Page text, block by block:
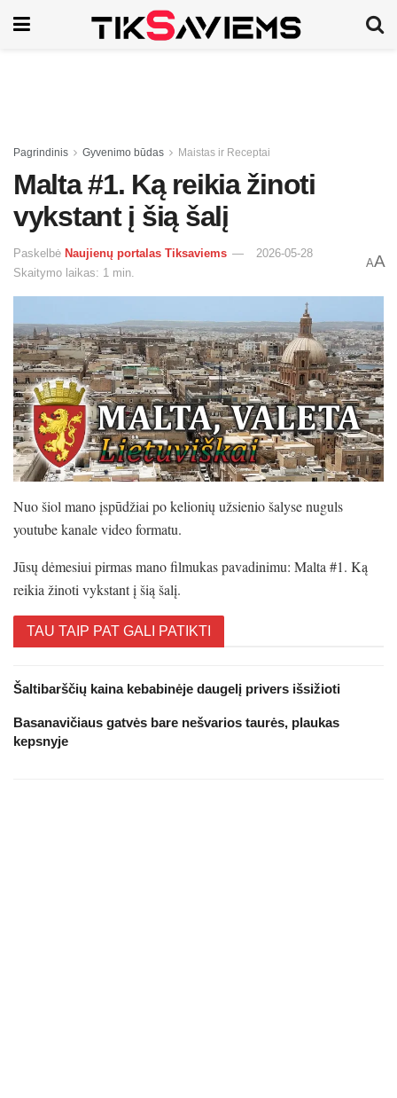
Pagrindinis Gyvenimo būdas Maistas ir Receptai
Malta #1. Ką reikia žinoti
vykstant į šią šalį
Paskelbė Naujienų portalas Tiksaviems
2026-05-28
Skaitymo laikas: 1 min.
AA
Nuo šiol mano įspūdžiai po kelionių užsienio šalyse nuguls
youtube kanale video formatu.
Jūsų dėmesiui pirmas mano filmukas pavadinimu: Malta #1. Ką
reikia žinoti vykstant į šią šalį.
TAU TAIP PAT GALI PATIKTI
Šaltibarščių kaina kebabinėje daugelį privers išsižioti
Basanavičiaus gatvės bare nešvarios taurės, plaukas
kepsnyje